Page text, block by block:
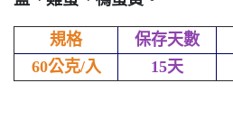
規格 保存天數
60公克/入
15天